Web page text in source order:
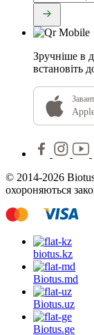
Зручніше в
встановіть
© 2014-2026
охороняються
biotus.kz
Biotus.md
Biotus.uz
Biotus.ge